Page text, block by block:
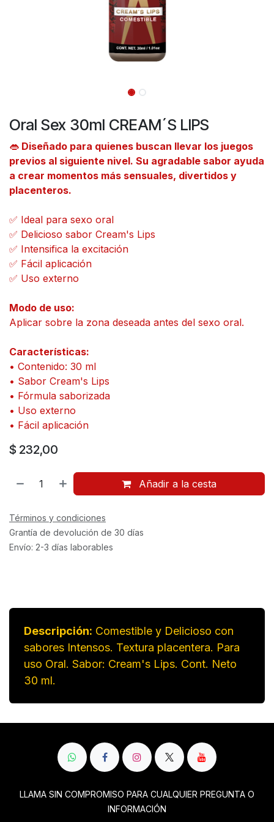
Oral Sex 30ml CREAM´S LIPS
👄 Diseñado para quienes buscan llevar los juegos
previos al siguiente nivel. Su agradable sabor ayuda
a crear momentos más sensuales, divertidos y
placenteros.
✅ Ideal para sexo oral
✅ Delicioso sabor Cream's Lips
✅ Intensifica la excitación
✅ Fácil aplicación
✅ Uso externo
Modo de uso:
Aplicar sobre la zona deseada antes del sexo oral.
Características:
• Contenido: 30 ml
• Sabor Cream's Lips
• Fórmula saborizada
• Uso externo
• Fácil aplicación
$ 232,00
Añadir a la cesta
Términos y condiciones
Grantía de devolución de 30 días
Envío: 2-3 días laborables
Descripción: Comestible y Delicioso con
sabores Intensos. Textura placentera. Para
uso Oral. Sabor: Cream's Lips. Cont. Neto
30 ml.
LLAMA SIN COMPROMISO PARA CUALQUIER PREGUNTA O
INFORMACIÓN